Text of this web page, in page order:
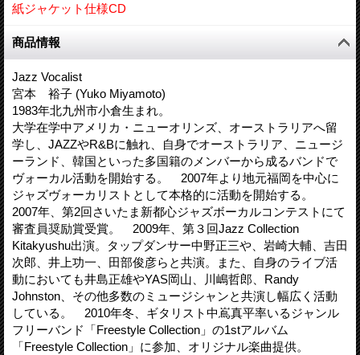
紙ジャケット仕様CD
商品情報
Jazz Vocalist
宮本 裕子 (Yuko Miyamoto)
1983年北九州市小倉生まれ。
大学在学中アメリカ・ニューオリンズ、オーストラリアへ留
学し、JAZZやR&Bに触れ、自身でオーストラリア、ニュージ
ーランド、韓国といった多国籍のメンバーから成るバンドで
ヴォーカル活動を開始する。 2007年より地元福岡を中心に
ジャズヴォーカリストとして本格的に活動を開始する。
2007年、第2回さいたま新都心ジャズボーカルコンテストにて
審査員奨励賞受賞。 2009年、第３回Jazz Collection
Kitakyushu出演。タップダンサー中野正三や、岩崎大輔、吉田
次郎、井上功一、田部俊彦らと共演。また、自身のライブ活
動においても井島正雄やYAS岡山、川嶋哲郎、Randy
Johnston、その他多数のミュージシャンと共演し幅広く活動
している。 2010年冬、ギタリスト中嶌真平率いるジャンル
フリーバンド「Freestyle Collection」の1stアルバム
「Freestyle Collection」に参加、オリジナル楽曲提供。